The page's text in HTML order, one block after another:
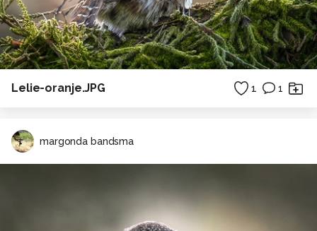
Lelie-oranje.JPG 1 1
margonda bandsma